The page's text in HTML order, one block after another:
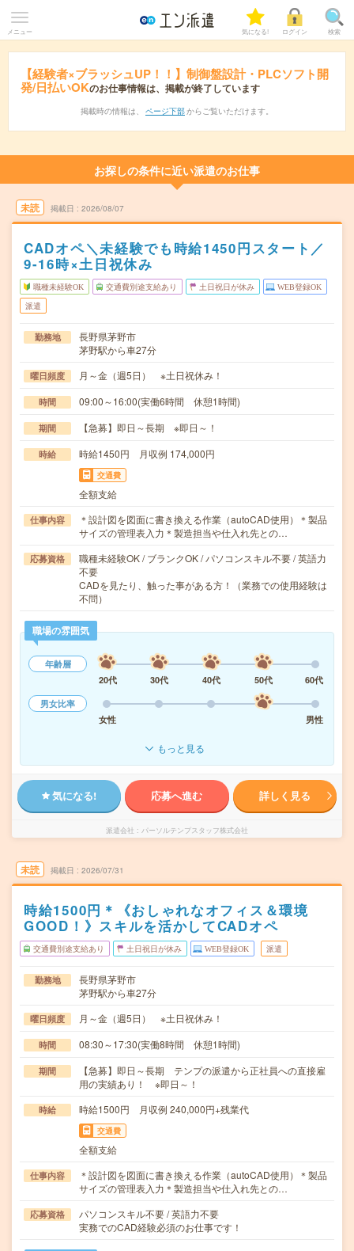
メニュー 気になる! ログイン 検索
【経験者×ブラッシュUP！！】制御盤設計・PLCソフト開
発/日払いOKのお仕事情報は、掲載が終了しています
掲載時の情報は、 ページ下部 からご覧いただけます。
お探しの条件に近い派遣のお仕事
未読 掲載日 2026/08/07
CADオペ＼未経験でも時給1450円スタート／
9-16時×土日祝休み
職種未経験OK 交通費別途支給あり 土日祝日が休み WEB登録OK
派遣
勤務地
長野県茅野市
茅野駅から車27分
曜日頻度 月～金（週5日） ※土日祝休み！
時間 09:00～16:00(実働6時間 休憩1時間)
期間 【急募】即日～長期 ※即日～！
時給 時給1450円 月収例 174,000円
交通費
全額支給
仕事内容
＊設計図を図面に書き換える作業（autoCAD使用）＊製品
サイズの管理表入力＊製造担当や仕入れ先との…
応募資格
職種未経験OK / ブランクOK / パソコンスキル不要 / 英語力
不要
CADを見たり、触った事がある方！（業務での使用経験は
不問）
職場の雰囲気
年齢層
20代
30代 40代 50代
60代
男女比率
女性
男性
もっと見る
気になる! 応募へ進む 詳しく見る
派遣会社 パーソルテンプスタッフ株式会社
未読 掲載日 2026/07/31
時給1500円＊《おしゃれなオフィス＆環境
GOOD！》スキルを活かしてCADオペ
交通費別途支給あり 土日祝日が休み WEB登録OK 派遣
勤務地
長野県茅野市
茅野駅から車27分
曜日頻度 月～金（週5日） ※土日祝休み！
時間 08:30～17:30(実働8時間 休憩1時間)
期間
【急募】即日～長期 テンプの派遣から正社員への直接雇
用の実績あり！ ※即日～！
時給 時給1500円 月収例 240,000円+残業代
交通費
全額支給
仕事内容
＊設計図を図面に書き換える作業（autoCAD使用）＊製品
サイズの管理表入力＊製造担当や仕入れ先との…
応募資格
パソコンスキル不要 / 英語力不要
実務でのCAD経験必須のお仕事です！